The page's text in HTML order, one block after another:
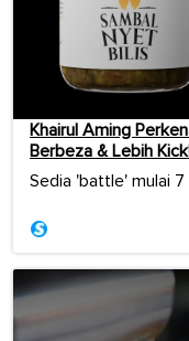
Khairul Aming
Berbeza & Lebih
Sedia 'battle' mulai 7